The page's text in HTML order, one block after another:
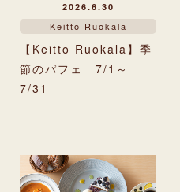
2026.6.30
Keitto Ruokala
【Keitto Ruokala】季
節のパフェ 7/1～
7/31